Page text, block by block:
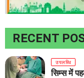
RECENT
उपलब्धि
सिम्स में